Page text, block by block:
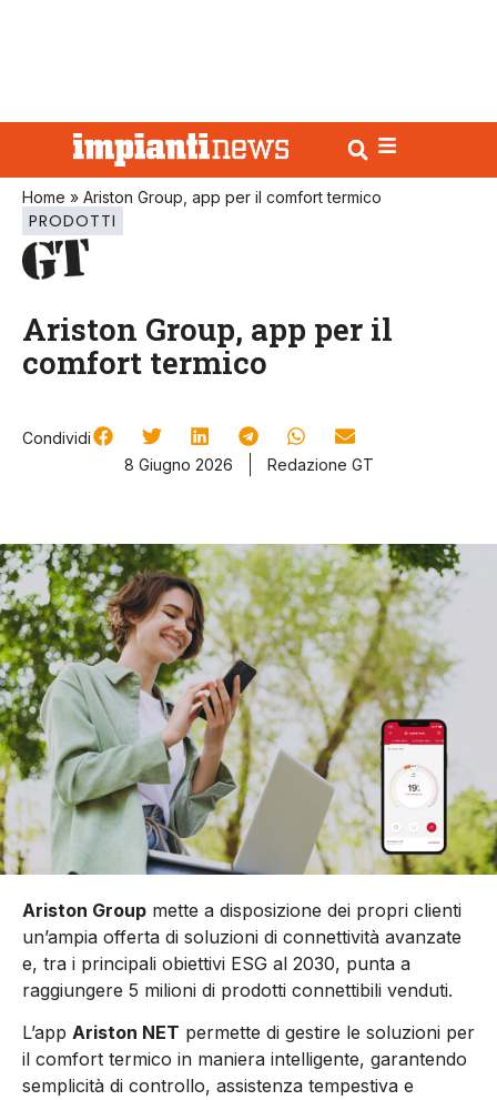
Home » Ariston Group, app per il comfort termico
PRODOTTI
Ariston Group, app per il
comfort termico
Condividi
8 Giugno 2026
Redazione GT
Ariston Group mette a disposizione dei propri clienti
un’ampia offerta di soluzioni di connettività avanzate
e, tra i principali obiettivi ESG al 2030, punta a
raggiungere 5 milioni di prodotti connettibili venduti.
L’app Ariston NET permette di gestire le soluzioni per
il comfort termico in maniera intelligente, garantendo
semplicità di controllo, assistenza tempestiva e